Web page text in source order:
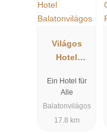
Világos
Hotel
os
Ein Hotel für
Alle
Balatonvilágos
17.8 km